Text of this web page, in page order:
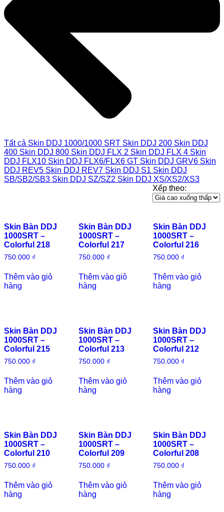
Tất cả Skin DDJ 1000/1000 SRT Skin DDJ 200 Skin DDJ
400 Skin DDJ 800 Skin DDJ FLX 2 Skin DDJ FLX 4 Skin
DDJ FLX10 Skin DDJ FLX6/FLX6 GT Skin DDJ GRV6 Skin
DDJ REV5 Skin DDJ REV7 Skin DDJ S1 Skin DDJ
SB/SB2/SB3 Skin DDJ SZ/SZ2 Skin DDJ XS/XS2/XS3
Xếp theo:
Skin Bàn DDJ
1000SRT –
Colorful 218
750.000 ₫
Thêm vào giỏ
hàng
Skin Bàn DDJ
1000SRT –
Colorful 217
750.000 ₫
Thêm vào giỏ
hàng
Skin Bàn DDJ
1000SRT –
Colorful 216
750.000 ₫
Thêm vào giỏ
hàng
Skin Bàn DDJ
1000SRT –
Colorful 215
750.000 ₫
Thêm vào giỏ
hàng
Skin Bàn DDJ
1000SRT –
Colorful 213
750.000 ₫
Thêm vào giỏ
hàng
Skin Bàn DDJ
1000SRT –
Colorful 212
750.000 ₫
Thêm vào giỏ
hàng
Skin Bàn DDJ
1000SRT –
Colorful 210
750.000 ₫
Thêm vào giỏ
hàng
Skin Bàn DDJ
1000SRT –
Colorful 209
750.000 ₫
Thêm vào giỏ
hàng
Skin Bàn DDJ
1000SRT –
Colorful 208
750.000 ₫
Thêm vào giỏ
hàng